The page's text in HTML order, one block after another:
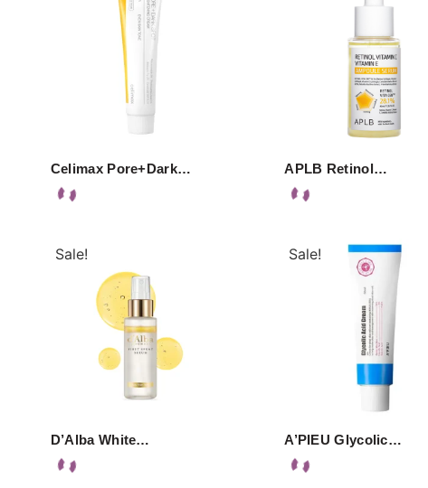
Celimax Pore+Dark… APLB Retinol…
Sale!
D’Alba White…
Sale!
A’PIEU Glycolic…